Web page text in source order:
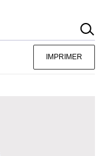
IMPRIMER